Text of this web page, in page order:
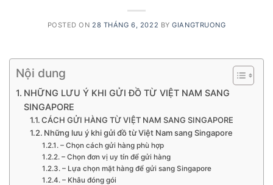
POSTED ON 28 THÁNG 6, 2022 BYGIANGTRUONG
Nội dung
NHỮNG LƯU Ý KHI GỬI ĐỒ TỪ VIỆT NAM SANG
SINGAPORE
CÁCH GỬI HÀNG TỪ VIỆT NAM SANG SINGAPORE
Những lưu ý khi gửi đồ từ Việt Nam sang Singapore
– Chọn cách gửi hàng phù hợp
– Chọn đơn vị uy tín để gửi hàng
– Lựa chọn mặt hàng để gửi sang Singapore
– Khâu đóng gói